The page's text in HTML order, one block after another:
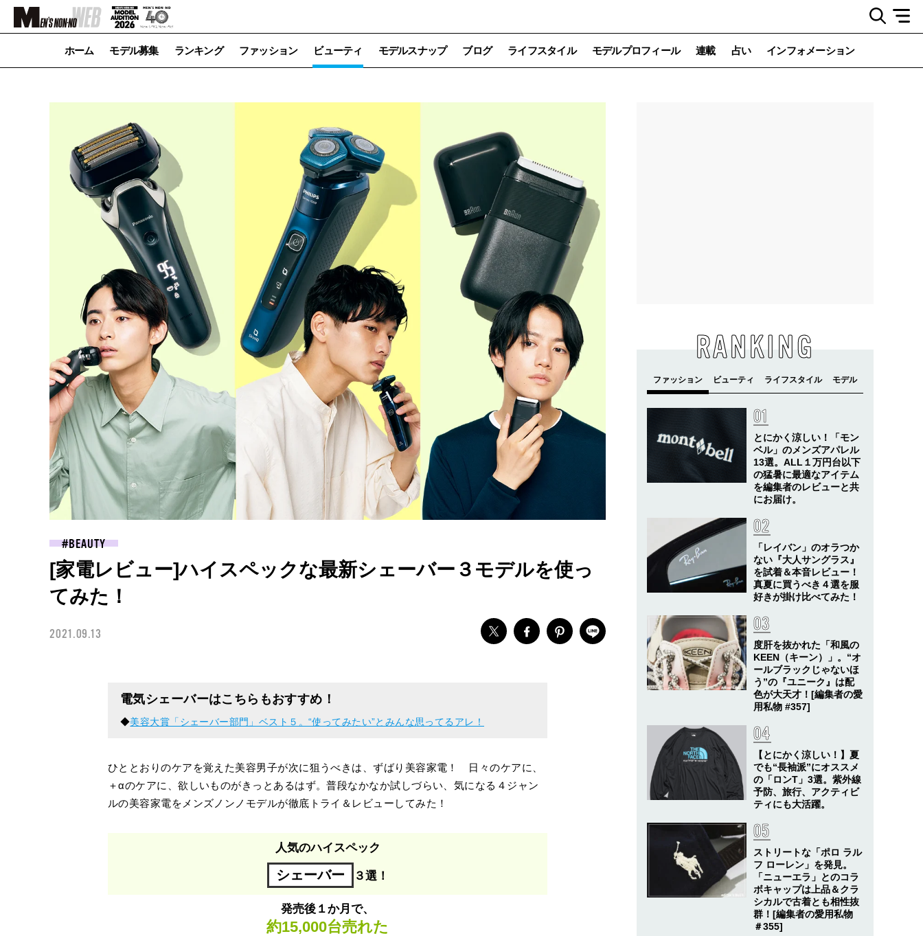
ホーム モデル募集 ランキング ファッション ビューティ モデルスナップ ブログ ライフスタイル モデルプロフィール 連載 占い インフォメーション
BEAUTY
[家電レビュー]ハイスペックな最新シェーバー３モデルを使っ
てみた！
2021.09.13
電気シェーバーはこちらもおすすめ！
◆美容大賞「シェーバー部門」ベスト５。“使ってみたい”とみんな思ってるアレ！
ひととおりのケアを覚えた美容男子が次に狙うべきは、ずばり美容家電！ 日々のケアに、
＋αのケアに、欲しいものがきっとあるはず。普段なかなか試しづらい、気になる４ジャン
ルの美容家電をメンズノンノモデルが徹底トライ＆レビューしてみた！
人気のハイスペック
シェーバー ３選！
発売後１か月で、
約15,000台売れた
RANKING
とにかく涼しい！「モン
ベル」のメンズアパレル
13選。ALL１万円台以下
の猛暑に最適なアイテム
を編集者のレビューと共
にお届け。
「レイバン」のオラつか
ない『大人サングラス』
を試着＆本音レビュー！
真夏に買うべき４選を服
好きが掛け比べてみた！
度肝を抜かれた「和風の
KEEN（キーン）」。“オ
ールブラックじゃないほ
う”の『ユニーク』は配
色が大天才！[編集者の愛
用私物 #357]
【とにかく涼しい！】夏
でも“長袖派”にオススメ
の「ロンT」3選。紫外線
予防、旅行、アクティビ
ティにも大活躍。
ストリートな「ポロ ラル
フ ローレン」を発見。
「ニューエラ」とのコラ
ボキャップは上品＆クラ
シカルで古着とも相性抜
群！[編集者の愛用私物
＃355]